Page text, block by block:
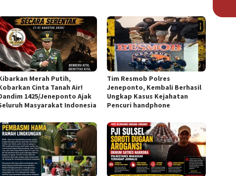
Merah Putih,
Cinta Tanah Air!
1425/Jeneponto Ajak
Masyarakat Indonesia
Tim Resmob Polres
Jeneponto, Kembali Berhasil
Ungkap Kasus Kejahatan
Pencuri handphone